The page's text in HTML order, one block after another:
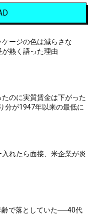
ージの色は減らさな
熱く語った理由
のに実質賃金は下がった
分が1947年以来の最低に
入れたら面接、米企業が炎
齢で落としていた──40代